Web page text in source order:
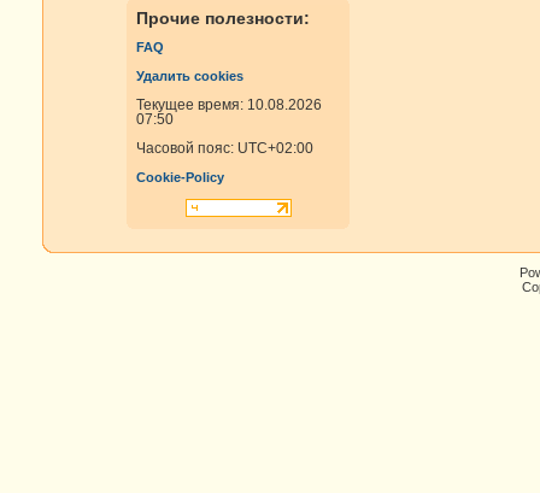
Прочие полезности:
FAQ
Удалить cookies
Текущее время: 10.08.2026
07:50
Часовой пояс: UTC+02:00
Cookie-Policy